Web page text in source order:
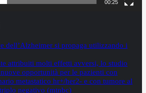
00:25
dell’Alzheimer si propaga utilizzando i
attribuiti molti effetti avversi, lo studio
opportunità per le pazienti con
metastatico hr+/her2- e con tumore al
negativo (mtnbc)